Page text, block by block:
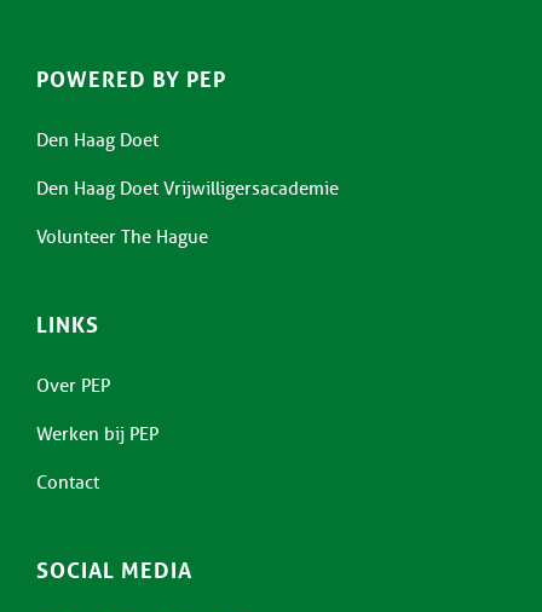
POWERED BY PEP
Den Haag Doet
Den Haag Doet Vrijwilligersacademie
Volunteer The Hague
LINKS
Over PEP
Werken bij PEP
Contact
SOCIAL MEDIA